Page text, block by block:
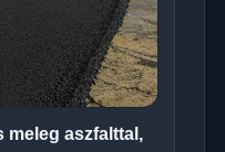
meleg aszfalttal,